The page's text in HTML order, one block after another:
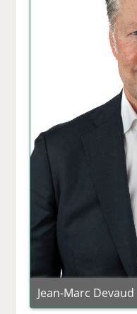
Jean-Marc Devaud